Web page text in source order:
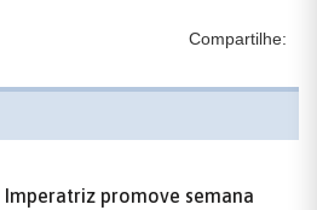
Compartilhe:
promove semana